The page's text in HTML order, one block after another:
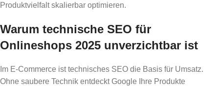
Produktvielfalt skalierbar optimieren.
Warum technische SEO für
Onlineshops 2025 unverzichtbar ist
Im E-Commerce ist technisches SEO die Basis für Umsatz.
Ohne saubere Technik entdeckt Google Ihre Produkte